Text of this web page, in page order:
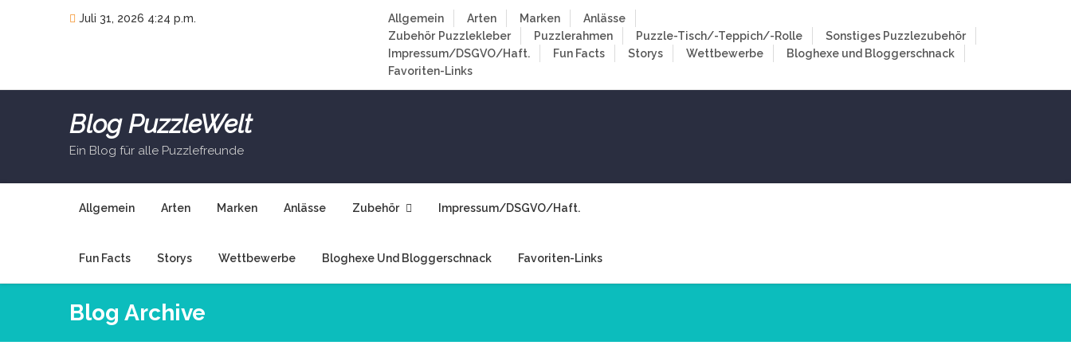
Juli 31, 2026 4:24 p.m. Allgemein Arten Marken
Anlässe
Zubehör Puzzlekleber Puzzlerahmen Puzzle-Tisch/-Teppich/-Rolle
Sonstiges Puzzlezubehör
Impressum/DSGVO/Haft.
Fun Facts Storys Wettbewerbe
Bloghexe und Bloggerschnack
Favoriten-Links
Blog PuzzleWelt
Ein Blog für alle Puzzlefreunde
Allgemein Arten Marken Anlässe Zubehör Impressum/DSGVO/Haft.
Fun Facts Storys Wettbewerbe Bloghexe Und Bloggerschnack Favoriten-Links
Blog Archive